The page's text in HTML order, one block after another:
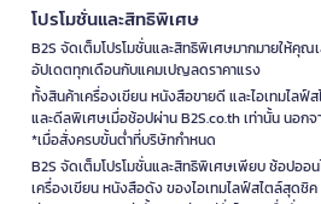
โปรโมชั่นและสิทธิพิเศษ
B2S จัดเต็มโปรโมชั่นและสิทธิพิเศษมากมายให้คุณ
อัปเดตทุกเดือนกับแคมเปญลดราคาแรง
ทั้งสินค้าเครื่องเขียน หนังสือขายดี และไอเทมไล
และดีลพิเศษเมื่อช้อปผ่าน B2S.co.th เท่านั้น นอก
*เมื่อสั่งครบขั้นต่ำที่บริษัทกำหนด
B2S จัดเต็มโปรโมชั่นและสิทธิพิเศษเพียบ ช้อปออ
เครื่องเขียน หนังสือดัง ของไอเทมไลฟ์สไตล์สุด